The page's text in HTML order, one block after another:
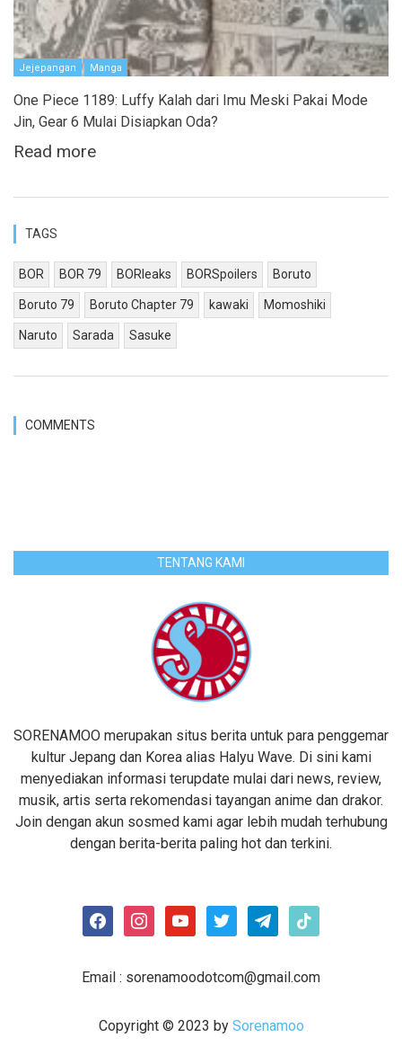
Jejepangan Manga
One Piece 1189: Luffy Kalah dari Imu Meski Pakai Mode
Jin, Gear 6 Mulai Disiapkan Oda?
Read more
TAGS
BOR BOR 79 BORleaks BORSpoilers Boruto
Boruto 79 Boruto Chapter 79 kawaki Momoshiki
Naruto Sarada Sasuke
COMMENTS
TENTANG KAMI
SORENAMOO merupakan situs berita untuk para penggemar
kultur Jepang dan Korea alias Halyu Wave. Di sini kami
menyediakan informasi terupdate mulai dari news, review,
musik, artis serta rekomendasi tayangan anime dan drakor.
Join dengan akun sosmed kami agar lebih mudah terhubung
dengan berita-berita paling hot dan terkini.
facebookinstagramyoutubetwitter telegramtiktok
Email : sorenamoodotcom@gmail.com
Copyright © 2023 by Sorenamoo